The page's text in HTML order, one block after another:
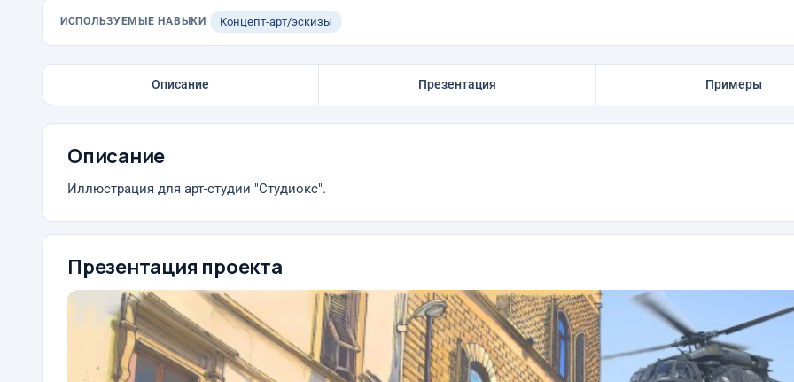
ИСПОЛЬЗУЕМЫЕ НАВЫКИ Концепт-арт/эскизы
Описание Презентация Примеры
Описание
Иллюстрация для арт-студии "Студиокс".
Презентация проекта